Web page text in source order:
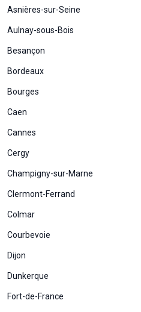
Asnières-sur-Seine
Aulnay-sous-Bois
Besançon
Bordeaux
Bourges
Caen
Cannes
Cergy
Champigny-sur-Marne
Clermont-Ferrand
Colmar
Courbevoie
Dijon
Dunkerque
Fort-de-France